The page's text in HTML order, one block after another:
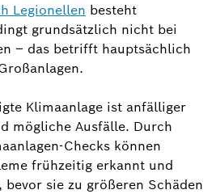
Legionellen besteht
grundsätzlich nicht bei
– das betrifft hauptsächlich
Klimaanlage ist anfälliger
mögliche Ausfälle. Durch
Checks können
frühzeitig erkannt und
bevor sie zu größeren Schäden